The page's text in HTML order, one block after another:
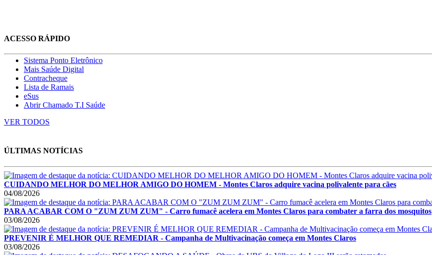
ACESSO RÁPIDO
Sistema Ponto Eletrônico
Mais Saúde Digital
Contracheque
Lista de Ramais
eSus
Abrir Chamado T.I Saúde
VER TODOS
ÚLTIMAS NOTÍCIAS
CUIDANDO MELHOR DO MELHOR AMIGO DO HOMEM - Montes Claros adquire vacina polivalente para cães
04/08/2026
PARA ACABAR COM O "ZUM ZUM ZUM" - Carro fumacê acelera em Montes Claros para combater a farra dos mosquitos
03/08/2026
PREVENIR É MELHOR QUE REMEDIAR - Campanha de Multivacinação começa em Montes Claros
03/08/2026